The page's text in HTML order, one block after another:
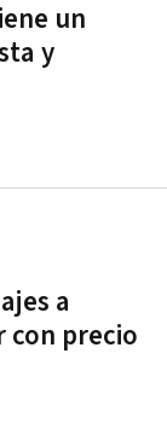
un
y
a
con precio